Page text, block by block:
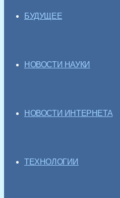
БУДУЩЕЕ
НОВОСТИ НАУКИ
НОВОСТИ ИНТЕРНЕТА
ТЕХНОЛОГИИ